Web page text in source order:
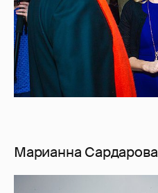
Марианна Сардарова